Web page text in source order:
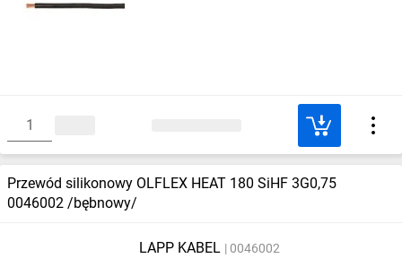
Przewód silikonowy OLFLEX HEAT 180 SiHF 3G0,75
0046002 /bębnowy/
LAPP KABEL 0046002